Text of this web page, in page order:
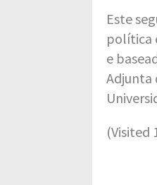
Este
política
e
Adjunta
(Visited